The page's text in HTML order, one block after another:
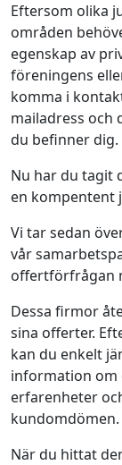
Eftersom olika
områden
egenskap av
föreningens
komma i
mailadress och
du befinner dig.
Nu har du tagit
en kompentent
Vi tar sedan
vår
offertförfrågan
Dessa firmor
sina offerter.
kan du enkelt
information om
erfarenheter
kundomdömen.
När du hittat